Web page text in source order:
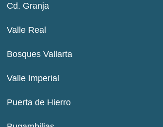
Cd. Granja
Valle Real
Bosques Vallarta
Valle Imperial
Puerta de Hierro